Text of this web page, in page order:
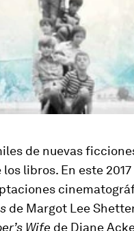
de nuevas
libros. En este
de Margot Lee
Wife de Diane